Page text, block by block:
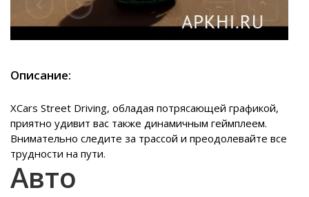
Описание:
XCars Street Driving, обладая потрясающей графикой,
приятно удивит вас также динамичным геймплеем.
Внимательно следите за трассой и преодолевайте все
трудности на пути.
Авто